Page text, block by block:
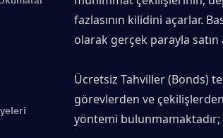
fazlasının kilidini açarlar.
olarak gerçek parayla satın
Ücretsiz Tahviller (Bonds)
görevlerden ve
yöntemi bulunmamaktadır;